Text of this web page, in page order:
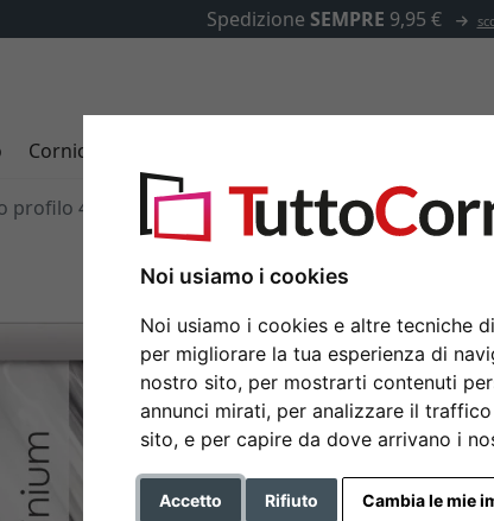
Noi usiamo i cookies
Noi usiamo i cookies e altre tecniche
per migliorare la tua esperienza di
nostro sito, per mostrarti contenuti
annunci mirati, per analizzare il
sito, e per capire da dove arrivano i
Accetto Rifiuto Cambia le mie
SEMPRE9,95 € scopri di più
Cornici su misura
profilo 40
Cornice
Nielsen
Formato
Colore